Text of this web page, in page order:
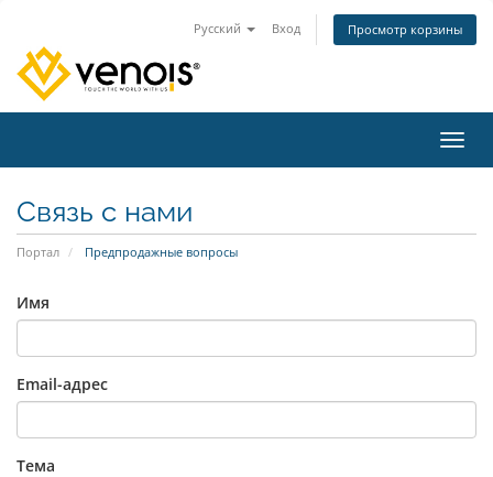
Русский Вход Просмотр корзины
Связь с нами
Портал Предпродажные вопросы
Имя
Email-адрес
Тема